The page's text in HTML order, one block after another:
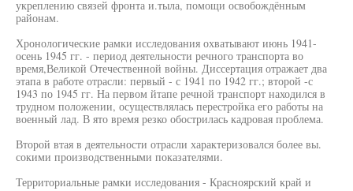
укреплению связей фронта и.тыла, помощи освобождённым
районам.
Хронологические рамки исследования охватывают июнь 1941-
осень 1945 гг. - период деятельности речного транспорта во
время,Великой Отечественной войны. Диссертация отражает два
этапа в работе отрасли: первый - с 1941 по 1942 гг.; второй -с
1943 по 1945 гг. На первом йтапе речной транспорт находился в
трудном положении, осуществлялась перестройка его работы на
военный лад. В ято время резко обострилась кадровая проблема.
Второй втая в деятельности отрасли характеризовался более вы.
сокими производственными показателями.
Территориальные рамки исследования - Красноярский край и